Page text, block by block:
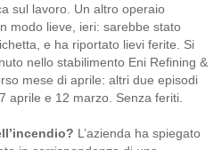
sul lavoro. Un altro operaio
modo lieve, ieri: sarebbe stato
e ha riportato lievi ferite. Si
nello stabilimento Eni Refining &
mese di aprile: altri due episodi
aprile e 12 marzo. Senza feriti.
L’azienda ha spiegato